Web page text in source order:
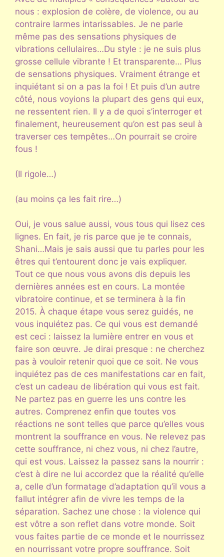
nous : explosion de colère, de violence, ou au
contraire larmes intarissables. Je ne parle
même pas des sensations physiques de
vibrations cellulaires…Du style : je ne suis plus
grosse cellule vibrante ! Et transparente… Plus
de sensations physiques. Vraiment étrange et
inquiétant si on a pas la foi ! Et puis d’un autre
côté, nous voyions la plupart des gens qui eux,
ne ressentent rien. Il y a de quoi s’interroger et
finalement, heureusement qu’on est pas seul à
traverser ces tempêtes…On pourrait se croire
fous !
(Il rigole…)
(au moins ça les fait rire…)
Oui, je vous salue aussi, vous tous qui lisez ces
lignes. En fait, je ris parce que je te connais,
Shani…Mais je sais aussi que tu parles pour les
êtres qui t’entourent donc je vais expliquer.
Tout ce que nous vous avons dis depuis les
dernières années est en cours. La montée
vibratoire continue, et se terminera à la fin
2015. À chaque étape vous serez guidés, ne
vous inquiétez pas. Ce qui vous est demandé
est ceci : laissez la lumière entrer en vous et
faire son œuvre. Je dirai presque : ne cherchez
pas à vouloir retenir quoi que ce soit. Ne vous
inquiétez pas de ces manifestations car en fait,
c’est un cadeau de libération qui vous est fait.
Ne partez pas en guerre les uns contre les
autres. Comprenez enfin que toutes vos
réactions ne sont telles que parce qu’elles vous
montrent la souffrance en vous. Ne relevez pas
cette souffrance, ni chez vous, ni chez l’autre,
qui est vous. Laissez la passez sans la nourrir :
c’est à dire ne lui accordez que la réalité qu’elle
a, celle d’un formatage d’adaptation qu’il vous a
fallut intégrer afin de vivre les temps de la
séparation. Sachez une chose : la violence qui
est vôtre a son reflet dans votre monde. Soit
vous faites partie de ce monde et le nourrissez
en nourrissant votre propre souffrance. Soit